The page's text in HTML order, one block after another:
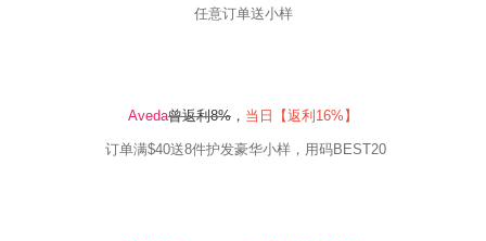
任意订单送小样
Aveda曾返利8% ， 当日【返利16% 】
订单满$40送8件护发豪华小样，用码BEST20